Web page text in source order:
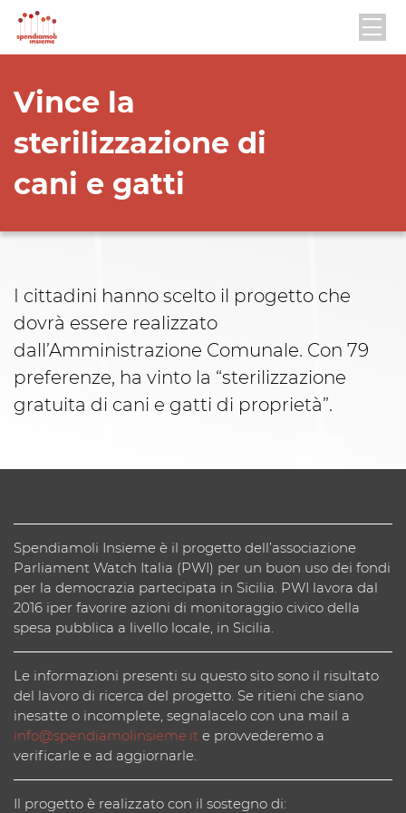
Vince la
sterilizzazione di
cani e gatti
I cittadini hanno scelto il progetto che
dovrà essere realizzato
dall’Amministrazione Comunale. Con 79
preferenze, ha vinto la “sterilizzazione
gratuita di cani e gatti di proprietà”.
Spendiamoli Insieme è il progetto dell’associazione
Parliament Watch Italia (PWI) per un buon uso dei fondi
per la democrazia partecipata in Sicilia. PWI lavora dal
2016 iper favorire azioni di monitoraggio civico della
spesa pubblica a livello locale, in Sicilia.
Le informazioni presenti su questo sito sono il risultato
del lavoro di ricerca del progetto. Se ritieni che siano
inesatte o incomplete, segnalacelo con una mail a
info@spendiamolinsieme.it e provvederemo a
verificarle e ad aggiornarle.
Il progetto è realizzato con il sostegno di: